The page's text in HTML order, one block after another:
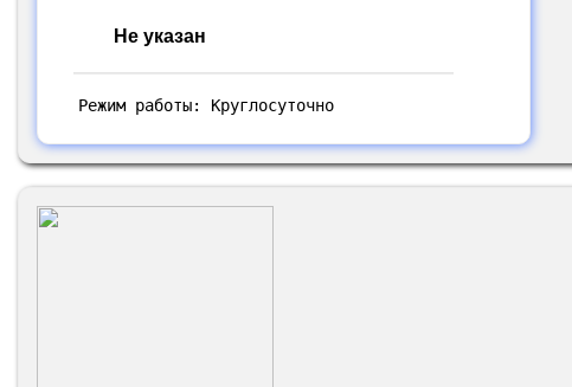
Не указан
Режим работы: Круглосуточно